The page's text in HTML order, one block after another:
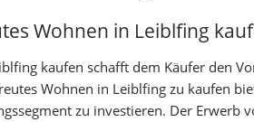
Wohnen in Leiblfing
kaufen schafft dem Käufer den
Wohnen in Leiblfing zu kaufen
zu investieren. Der